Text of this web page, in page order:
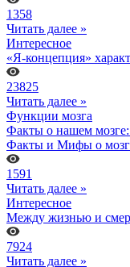
1358
Читать далее »
Интересное
«Я-концепция»
23825
Читать далее »
Функции мозга
Факты о нашем мозге:
Факты и Мифы о
1591
Читать далее »
Интересное
Между жизнью и
7924
Читать далее »